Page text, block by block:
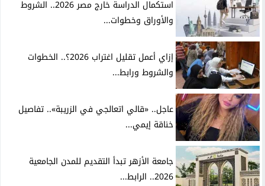
استكمال الدراسة خارج مصر 2026.. الشروط
والأوراق وخطوات...
إزاي أعمل تقليل اغتراب 2026؟.. الخطوات
والشروط ورابط...
عاجل.. «قالي اتعالجي في الزريبة».. تفاصيل
خناقة إيمي...
جامعة الأزهر تبدأ التقديم للمدن الجامعية
2026.. الرابط...